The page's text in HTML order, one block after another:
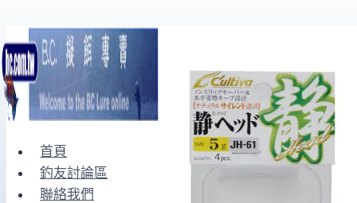
Skip
to
content
首頁
釣友討論區
聯絡我們